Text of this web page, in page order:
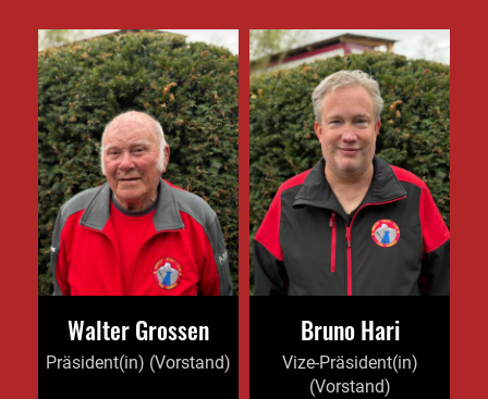
Walter Grossen
Präsident(in) (Vorstand)
Bruno Hari
Vize-Präsident(in)
(Vorstand)